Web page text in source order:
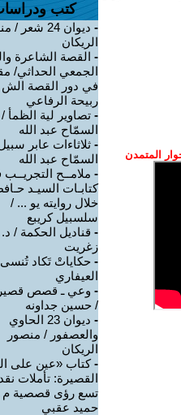
المتمدن
كتب
-
ديوان 24 شعر
الريكان
- القصة الشاعرة
الجمعي الحداثي/
في دور القصة
ربيحة الرفاعي
- تصاوير لية الظمأ /
السمّاح عبد الله
- ثلاثاءات عابر
السمّاح عبد الله
- ملامــح
كتابـات السيـد
خلال روايته يو ... /
سلسبيل كريبع
- قناديل الحكمة / د.
زغريت
- حكاياتْ تَكاد
العيفاري
- وعي ـ قصص
/ حسين جداونه
-
ديوان 23 الحاوي
والعصفور / منصور
الريكان
-كتاب «عين على
القصيرة: تأملات
تسع رؤى قصصية م
حميد عقبي